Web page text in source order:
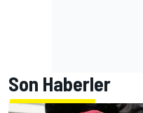
Son Haberler